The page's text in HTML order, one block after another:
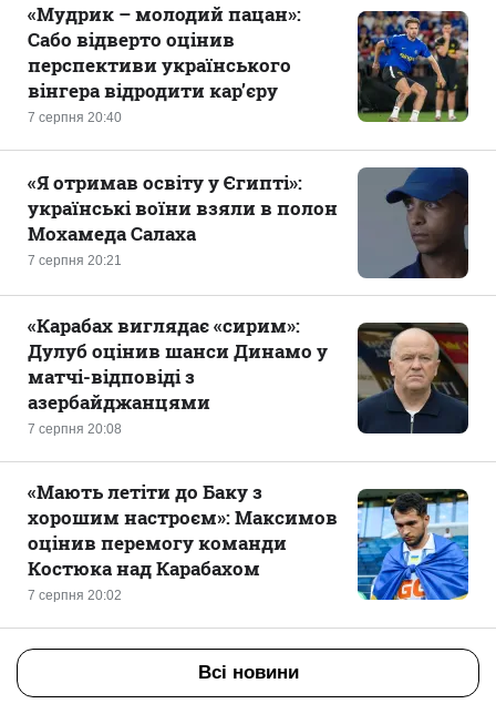
7 серпня 20:40
«Мудрик – молодий пацан»:
Сабо відверто оцінив
перспективи українського
вінгера відродити кар’єру
7 серпня 20:21
«Я отримав освіту у Єгипті»:
українські воїни взяли в полон
Мохамеда Салаха
7 серпня 20:08
«Карабах виглядає «сирим»:
Дулуб оцінив шанси Динамо у
матчі-відповіді з
азербайджанцями
7 серпня 20:02
«Мають летіти до Баку з
хорошим настроєм»: Максимов
оцінив перемогу команди
Костюка над Карабахом
Всі новини